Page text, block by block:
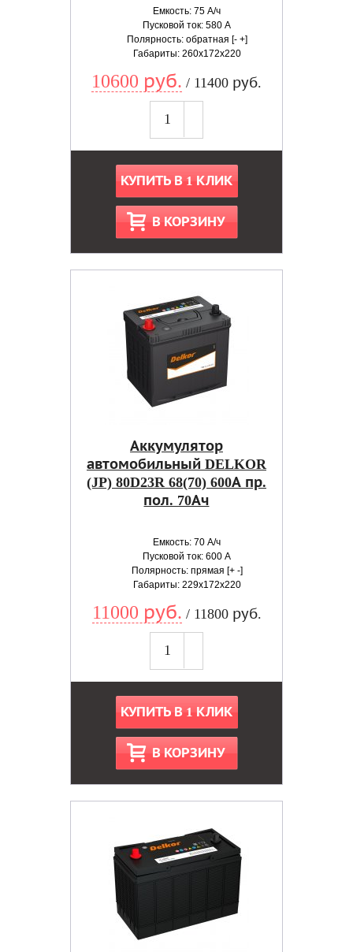
Емкость: 75 А/ч
Пусковой ток: 580 А
Полярность: обратная [- +]
Габариты: 260x172x220
10600 руб. / 11400 руб.
КУПИТЬ В 1 КЛИК
В КОРЗИНУ
Аккумулятор
автомобильный DELKOR
(JP) 80D23R 68(70) 600А пр.
пол. 70Ач
Емкость: 70 А/ч
Пусковой ток: 600 А
Полярность: прямая [+ -]
Габариты: 229x172x220
11000 руб. / 11800 руб.
КУПИТЬ В 1 КЛИК
В КОРЗИНУ